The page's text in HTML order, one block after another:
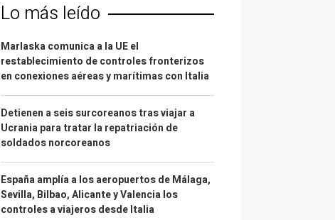
Lo más leído
Marlaska comunica a la UE el
restablecimiento de controles fronterizos
en conexiones aéreas y marítimas con Italia
Detienen a seis surcoreanos tras viajar a
Ucrania para tratar la repatriación de
soldados norcoreanos
España amplía a los aeropuertos de Málaga,
Sevilla, Bilbao, Alicante y Valencia los
controles a viajeros desde Italia